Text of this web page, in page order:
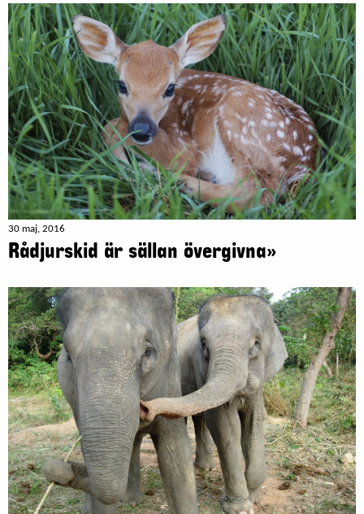
30 maj, 2016
Rådjurskid är sällan övergivna»